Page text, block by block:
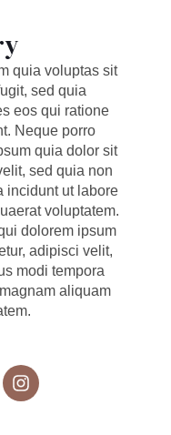
quia voluptas sit
sed quia
eos qui ratione
Neque porro
quia dolor sit
sed quia non
incidunt ut labore
voluptatem.
dolorem ipsum
adipisci velit,
modi tempora
aliquam
n
s